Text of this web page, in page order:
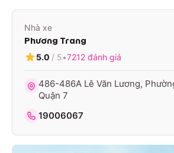
Nhà xe
Phương Trang
5.0 / 5•7212 đánh giá
486-486A Lê Văn Lương,
Quận 7
19006067